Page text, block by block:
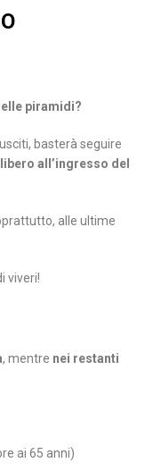
piramidi?
basterà seguire
all’ingresso del
alle ultime
viveri!
, mentre nei restanti
ai 65 anni)